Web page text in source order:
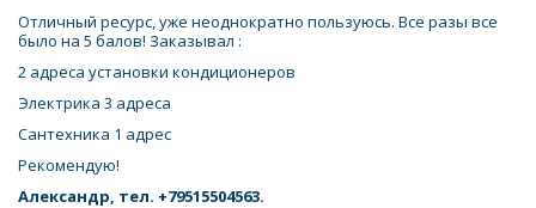
Отличный ресурс, уже неоднократно пользуюсь. Все разы все
было на 5 балов! Заказывал :
2 адреса установки кондиционеров
Электрика 3 адреса
Сантехника 1 адрес
Рекомендую!
Александр, тел. +79515504563.